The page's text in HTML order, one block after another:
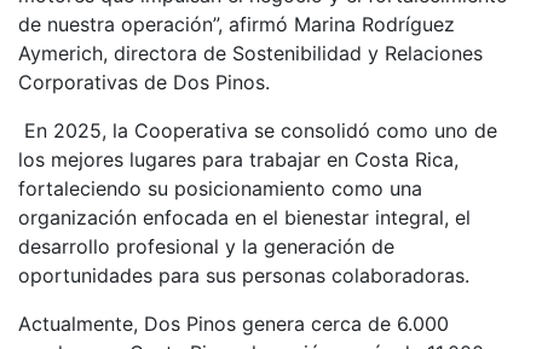
de nuestra operación”, afirmó Marina Rodríguez
Aymerich, directora de Sostenibilidad y Relaciones
Corporativas de Dos Pinos.
En 2025, la Cooperativa se consolidó como uno de
los mejores lugares para trabajar en Costa Rica,
fortaleciendo su posicionamiento como una
organización enfocada en el bienestar integral, el
desarrollo profesional y la generación de
oportunidades para sus personas colaboradoras.
Actualmente, Dos Pinos genera cerca de 6.000